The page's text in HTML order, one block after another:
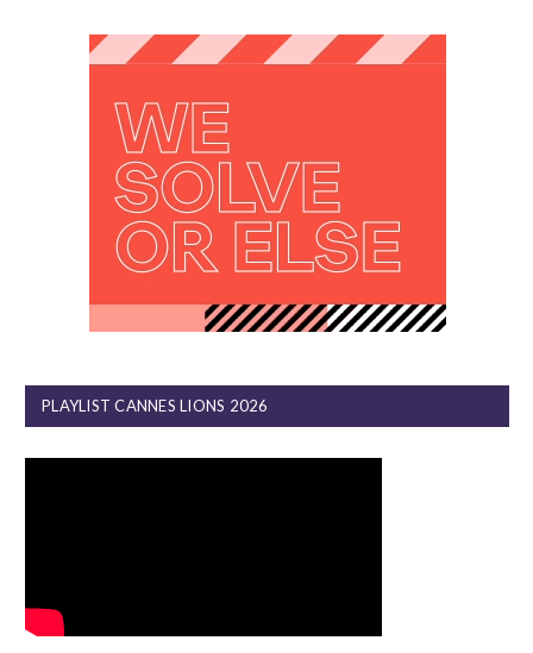
PLAYLIST CANNES LIONS 2026